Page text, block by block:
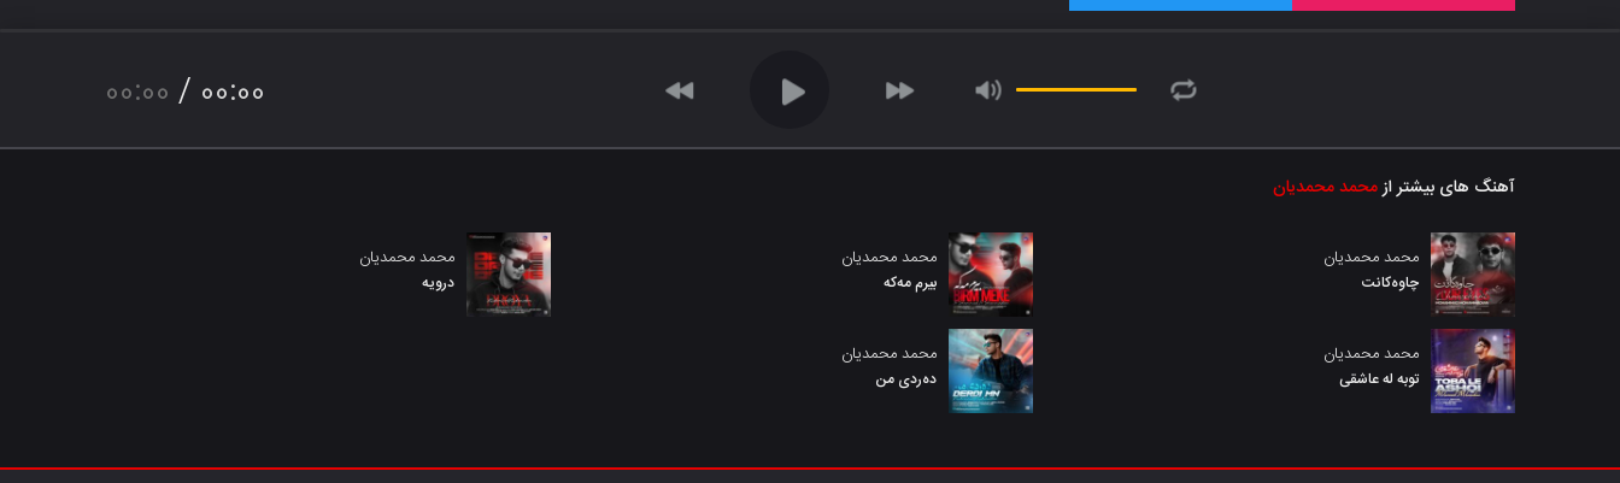
00:00 / 00:00
آهنگ های بیشتر ازمحمد محمدیان
محمد محمدیان
چاوەکانت
محمد محمدیان
بیرم مەکە
محمد محمدیان
درویه
محمد محمدیان
توبه له عاشقی
محمد محمدیان
دەردی من